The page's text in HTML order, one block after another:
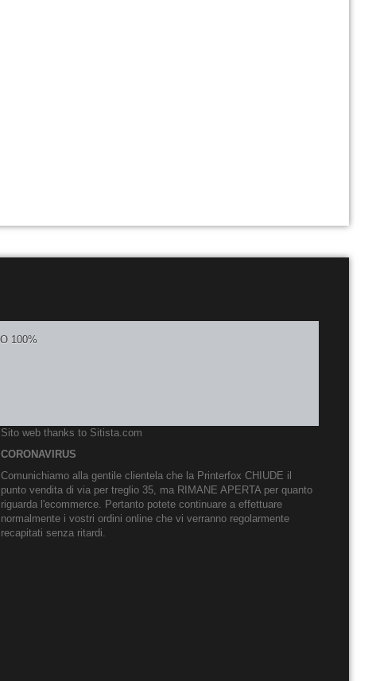
Sito web thanks to Sitista.com
CORONAVIRUS
Comunichiamo alla gentile clientela che la Printerfox CHIUDE il
punto vendita di via per treglio 35, ma RIMANE APERTA per quanto
riguarda l'ecommerce. Pertanto potete continuare a effettuare
normalmente i vostri ordini online che vi verranno regolarmente
recapitati senza ritardi.